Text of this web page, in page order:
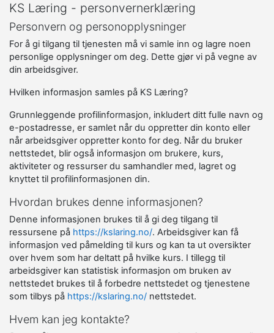
KS Læring - personvernerklæring
Personvern og personopplysninger
For å gi tilgang til tjenesten må vi samle inn og lagre noen
personlige opplysninger om deg. Dette gjør vi på vegne av
din arbeidsgiver.
Hvilken informasjon samles på KS Læring?
Grunnleggende profilinformasjon, inkludert ditt fulle navn og
e-postadresse, er samlet når du oppretter din konto eller
når arbeidsgiver oppretter konto for deg. Når du bruker
nettstedet, blir også informasjon om brukere, kurs,
aktiviteter og ressurser du samhandler med, lagret og
knyttet til profilinformasjonen din.
Hvordan brukes denne informasjonen?
Denne informasjonen brukes til å gi deg tilgang til
ressursene på https://kslaring.no/. Arbeidsgiver kan få
informasjon ved påmelding til kurs og kan ta ut oversikter
over hvem som har deltatt på hvilke kurs. I tillegg til
arbeidsgiver kan statistisk informasjon om bruken av
nettstedet brukes til å forbedre nettstedet og tjenestene
som tilbys på https://kslaring.no/ nettstedet.
Hvem kan jeg kontakte?